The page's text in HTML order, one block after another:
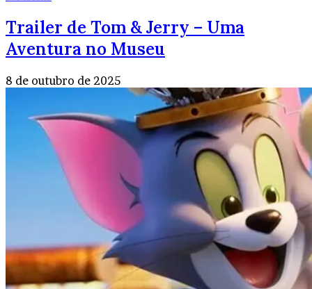
Trailer de Tom & Jerry – Uma
Aventura no Museu
8 de outubro de 2025